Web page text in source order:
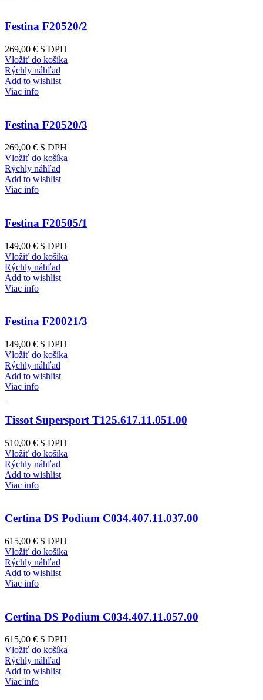
Festina F20520/2
269,00 € S DPH
Vložiť do košíka
Rýchly náhľad
Add to wishlist
Viac info
Festina F20520/3
269,00 € S DPH
Vložiť do košíka
Rýchly náhľad
Add to wishlist
Viac info
Festina F20505/1
149,00 € S DPH
Vložiť do košíka
Rýchly náhľad
Add to wishlist
Viac info
Festina F20021/3
149,00 € S DPH
Vložiť do košíka
Rýchly náhľad
Add to wishlist
Viac info
Tissot Supersport T125.617.11.051.00
510,00 € S DPH
Vložiť do košíka
Rýchly náhľad
Add to wishlist
Viac info
Certina DS Podium C034.407.11.037.00
615,00 € S DPH
Vložiť do košíka
Rýchly náhľad
Add to wishlist
Viac info
Certina DS Podium C034.407.11.057.00
615,00 € S DPH
Vložiť do košíka
Rýchly náhľad
Add to wishlist
Viac info